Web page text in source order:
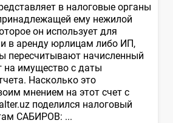
в налоговые органы
ему нежилой
он использует для
в аренду юрлицам либо ИП,
пересчитывают начисленный
на имущество с даты
Насколько это
мнением на этот счет с
поделился налоговый
САБИРОВ: ...